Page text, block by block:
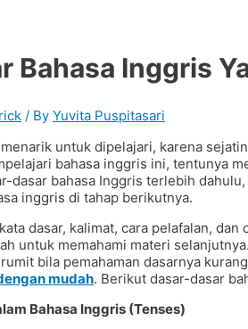
Bahasa Inggris
/ By Yuvita Puspitasari
untuk dipelajari, karena
bahasa inggris ini, tentunya
dasar bahasa Inggris terlebih
inggris di tahap berikutnya.
dasar, kalimat, cara pelafalan,
untuk memahami materi selanjutnya.
bila pemahaman dasarnya
mudah. Berikut dasar-dasar
Bahasa Inggris (Tenses)